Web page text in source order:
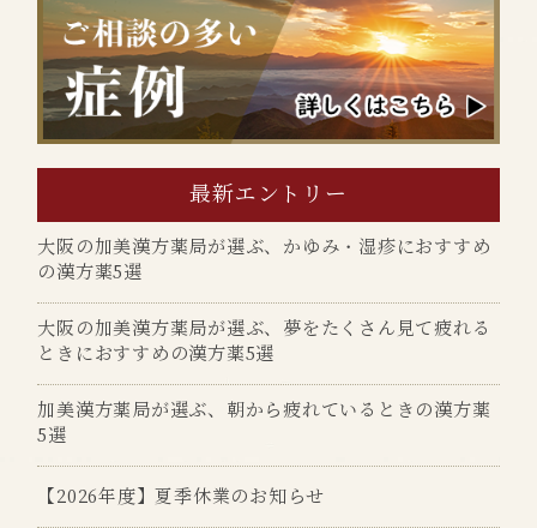
最新エントリー
大阪の加美漢方薬局が選ぶ、かゆみ・湿疹におすすめ
の漢方薬5選
大阪の加美漢方薬局が選ぶ、夢をたくさん見て疲れる
ときにおすすめの漢方薬5選
加美漢方薬局が選ぶ、朝から疲れているときの漢方薬
5選
【2026年度】夏季休業のお知らせ